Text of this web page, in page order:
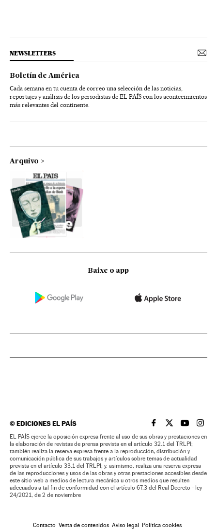
NEWSLETTERS
Boletín de América
Cada semana en tu cuenta de correo una selección de las noticias,
reportajes y análisis de los periodistas de EL PAÍS con los acontecimientos
más relevantes del continente.
Arquivo
Baixe o app
©EDICIONES EL PAÍS EL PAÍS BRASIL EN
EL PAÍSEL PAÍS
EL
EL PAÍS ejerce la oposición expresa frente al uso de sus obras y prestaciones en
la elaboración de revistas de prensa prevista en el artículo 32.1 del TRLPI;
también realiza la reserva expresa frente a la reproducción, distribución y
comunicación pública de sus trabajos y artículos sobre temas de actualidad
prevista en el artículo 33.1 del TRLPI; y, asimismo, realiza una reserva expresa
de las reproducciones y usos de las obras y otras prestaciones accesibles desde
este sitio web a medios de lectura mecánica u otros medios que resulten
adecuados a tal fin de conformidad con el artículo 67.3 del Real Decreto - ley
24/2021, de 2 de noviembre
Contacto Venta de contenidos Aviso legal Política cookies